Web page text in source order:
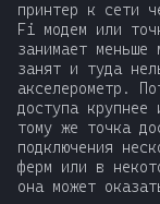
принтер к сети
Fi модем или
занимает
занят и туда
акселерометр.
доступа
тому же точка
подключения
ферм или в
она может